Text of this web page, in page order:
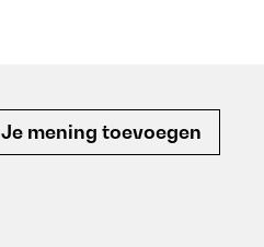
Je mening toevoegen